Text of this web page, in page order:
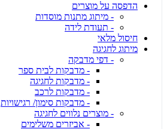
הדפסה על מוצרים
- מיתוג מתנות מוסדות
- תעודת לידה
חיסול מלאי
מיתוג לחגיגה
- דפי מדבקה
- מדבקות לבית ספר
- מדבקות לחגיגה
- מדבקות לרכב
- מדבקות סימון/ רגישויות
- מוצרים נלווים לחגיגה
- אביזרים משלימים